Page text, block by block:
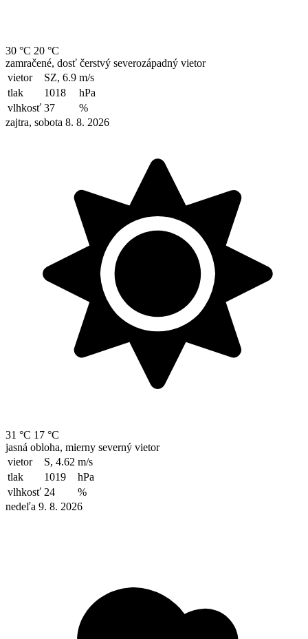
30 °C 20 °C
zamračené, dosť čerstvý severozápadný vietor
vietor
SZ, 6.9 m/s
tlak
1018
hPa
vlhkosť 37
%
zajtra, sobota 8. 8. 2026
31 °C 17 °C
jasná obloha, mierny severný vietor
vietor
S, 4.62 m/s
tlak
1019
hPa
vlhkosť 24
%
nedeľa 9. 8. 2026